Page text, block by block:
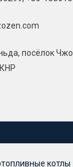
посёлок
котлы